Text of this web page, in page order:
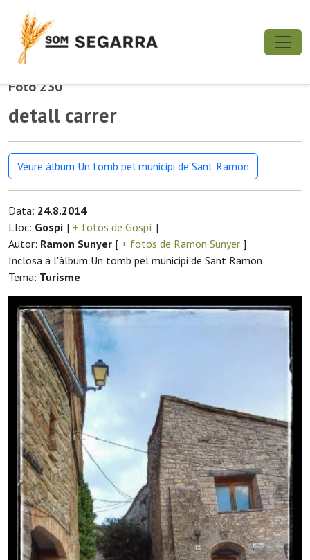
Foto 230
detall carrer
Veure àlbum Un tomb pel municipi de Sant Ramon
Data: 24.8.2014
Lloc: Gospí [ + fotos de Gospí ]
Autor: Ramon Sunyer [ + fotos de Ramon Sunyer ]
Inclosa a l'àlbum Un tomb pel municipi de Sant Ramon
Tema: Turisme